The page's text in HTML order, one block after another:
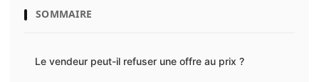
SOMMAIRE
Le vendeur peut-il refuser une offre au prix ?